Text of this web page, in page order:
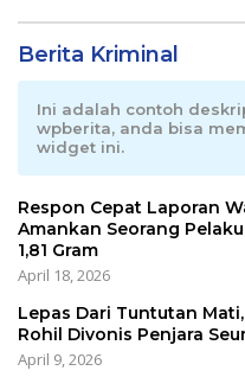
Berita Kriminal
Ini adalah contoh
wpberita, anda bisa
widget ini.
Respon Cepat Laporan
Amankan Seorang
1,81 Gram
April 18, 2026
Lepas Dari Tuntutan
Rohil Divonis Penjara
April 9, 2026